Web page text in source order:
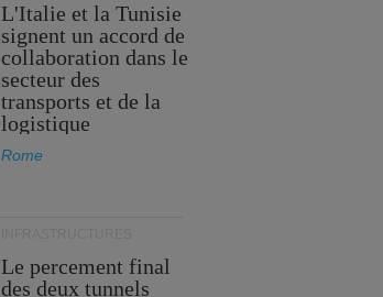
L'Italie et la Tunisie
signent un accord de
collaboration dans le
secteur des
transports et de la
logistique
Rome
Le percement final
des deux tunnels